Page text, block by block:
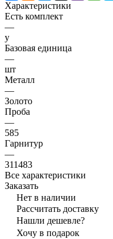
Характеристики
Есть комплект
—
y
Базовая единица
—
шт
Металл
—
Золото
Проба
—
585
Гарнитур
—
311483
Все характеристики
Заказать
Нет в наличии
Рассчитать доставку
Нашли дешевле?
Хочу в подарок